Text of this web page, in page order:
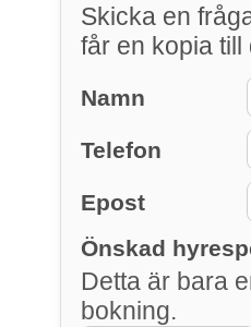
Skicka en
får en kopia till
Namn
Telefon
Epost
Önskad
Detta är bara
bokning.